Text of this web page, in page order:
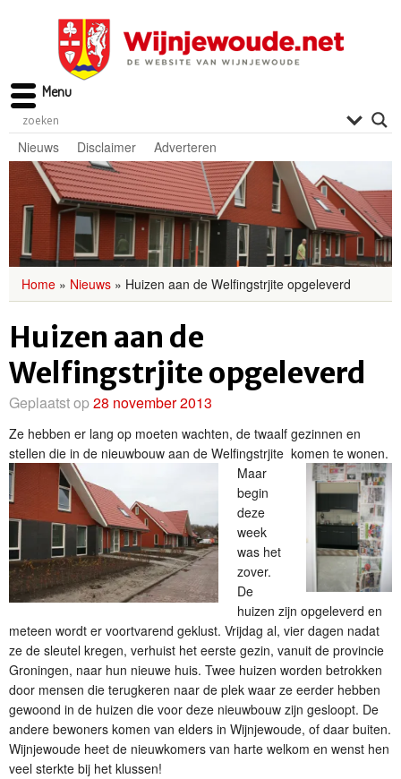
Nieuws Disclaimer Adverteren
Home » Nieuws » Huizen aan de Welfingstrjite opgeleverd
Huizen aan de
Welfingstrjite opgeleverd
Geplaatst op28 november 2013
Ze hebben er lang op moeten wachten, de twaalf gezinnen en
stellen die in de nieuwbouw aan de Welfingstrjite komen te wonen.
Maar
begin
deze
week
was het
zover.
De
huizen zijn opgeleverd en
meteen wordt er voortvarend geklust. Vrijdag al, vier dagen nadat
ze de sleutel kregen, verhuist het eerste gezin, vanuit de provincie
Groningen, naar hun nieuwe huis. Twee huizen worden betrokken
door mensen die terugkeren naar de plek waar ze eerder hebben
gewoond in de huizen die voor deze nieuwbouw zijn gesloopt. De
andere bewoners komen van elders in Wijnjewoude, of daar buiten.
Wijnjewoude heet de nieuwkomers van harte welkom en wenst hen
veel sterkte bij het klussen!
Menu